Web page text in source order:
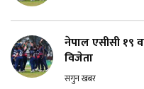
नेपाल एसीसी १९
विजेता
सगुन खबर